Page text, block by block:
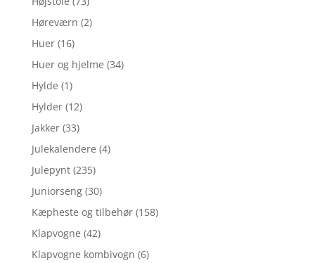
Høreværn (2)
Huer (16)
Huer og hjelme (34)
Hylde (1)
Hylder (12)
Jakker (33)
Julekalendere (4)
Julepynt (235)
Juniorseng (30)
Kæpheste og tilbehør (158)
Klapvogne (42)
Klapvogne kombivogn (6)